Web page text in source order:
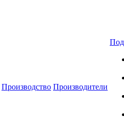
Производство Производители